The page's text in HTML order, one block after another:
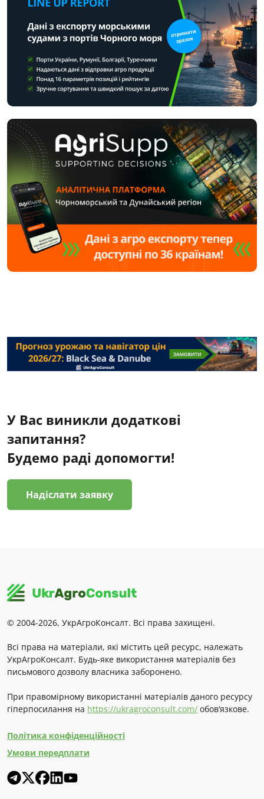
У Вас виникли додаткові
запитання?
Будемо раді допомогти!
Надіслати заявку
© 2004-2026, УкрАгроКонсалт. Всі права захищені.
Всі права на матеріали, які містить цей ресурс, належать
УкрАгроКонсалт. Будь-яке використання матеріалів без
письмового дозволу власника заборонено.
При правомірному використанні матеріалів даного ресурсу
гіперпосилання на https://ukragroconsult.com/ обов’язкове.
Політика конфіденційності
Умови передплати